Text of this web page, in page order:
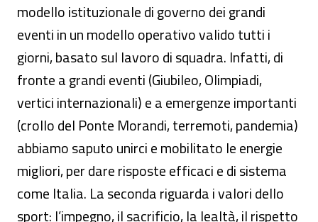
modello istituzionale di governo dei grandi
eventi in un modello operativo valido tutti i
giorni, basato sul lavoro di squadra. Infatti, di
fronte a grandi eventi (Giubileo, Olimpiadi,
vertici internazionali) e a emergenze importanti
(crollo del Ponte Morandi, terremoti, pandemia)
abbiamo saputo unirci e mobilitato le energie
migliori, per dare risposte efficaci e di sistema
come Italia. La seconda riguarda i valori dello
sport: l’impegno, il sacrificio, la lealtà, il rispetto